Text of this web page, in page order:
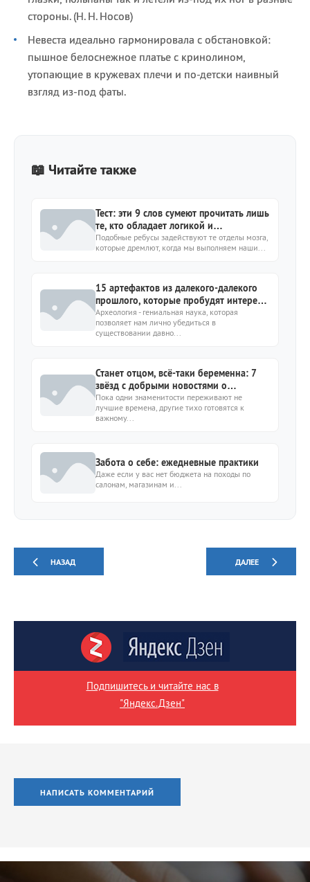
стороны. (Н. Н. Носов)
Невеста идеально гармонировала с обстановкой:
пышное белоснежное платье с кринолином,
утопающие в кружевах плечи и по-детски наивный
взгляд из-под фаты.
📖 Читайте также
Тест: эти 9 слов сумеют прочитать лишь
те, кто обладает логикой и
воображением
Подобные ребусы задействуют те отделы мозга,
которые дремлют, когда мы выполняем наши...
15 артефактов из далекого-далекого
прошлого, которые пробудят интерес к
истории
Археология - гениальная наука, которая
позволяет нам лично убедиться в
существовании давно...
Станет отцом, всё-таки беременна: 7
звёзд с добрыми новостями о
пополнении в семье
Пока одни знаменитости переживают не
лучшие времена, другие тихо готовятся к
важному...
Забота о себе: ежедневные практики
Даже если у вас нет бюджета на походы по
салонам, магазинам и...
НАЗАД ДАЛЕЕ
Подпишитесь и читайте нас в
"Яндекс.Дзен"
НАПИСАТЬ КОММЕНТАРИЙ